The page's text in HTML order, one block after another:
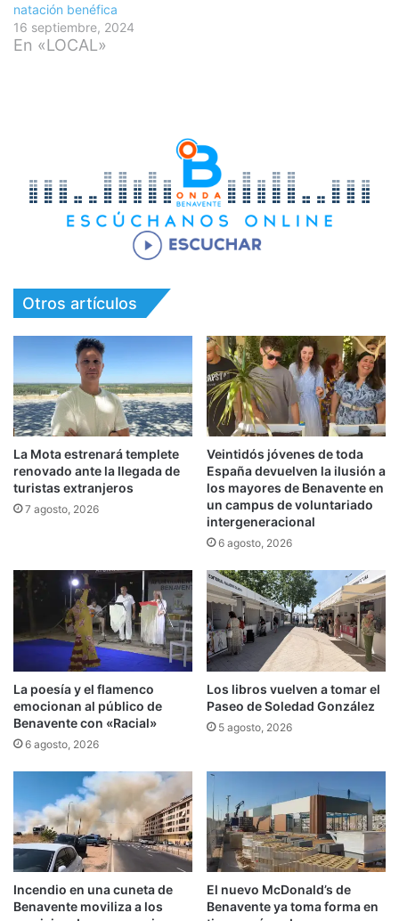
natación benéfica
16 septiembre, 2024
En «LOCAL»
Otros artículos
La Mota estrenará templete
renovado ante la llegada de
turistas extranjeros
7 agosto, 2026
Veintidós jóvenes de toda
España devuelven la ilusión a
los mayores de Benavente en
un campus de voluntariado
intergeneracional
6 agosto, 2026
La poesía y el flamenco
emocionan al público de
Benavente con «Racial»
6 agosto, 2026
Los libros vuelven a tomar el
Paseo de Soledad González
5 agosto, 2026
Incendio en una cuneta de
Benavente moviliza a los
El nuevo McDonald’s de
Benavente ya toma forma en